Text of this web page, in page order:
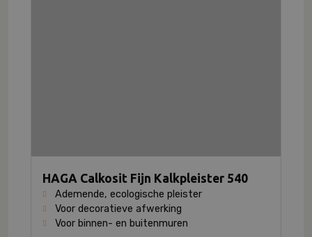
HAGA Calkosit Fijn Kalkpleister 540
Ademende, ecologische pleister
Voor decoratieve afwerking
Voor binnen- en buitenmuren